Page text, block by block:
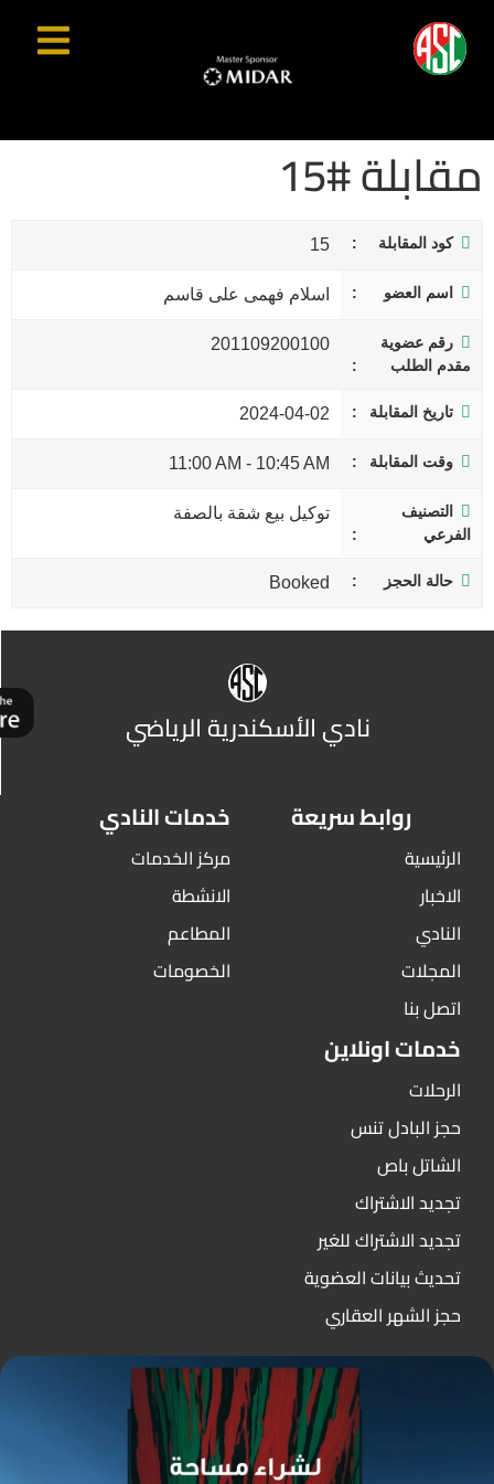
مقابلة #15
كود المقابلة 15
اسم العضو اسلام فهمى على قاسم
رقم عضوية
مقدم الطلب
201109200100
تاريخ المقابلة 2024-04-02
وقت المقابلة 10:45 AM
-
11:00 AM
التصنيف
الفرعي
توكيل بيع شقة بالصفة
حالة الحجز Booked
نادي الأسكندرية الرياضي
روابط سريعة
الرئيسية
الاخبار
النادي
المجلات
اتصل بنا
خدمات النادي
مركز الخدمات
الانشطة
المطاعم
الخصومات
خدمات اونلاين
الرحلات
حجز البادل تنس
الشاتل باص
تجديد الاشتراك
تجديد الاشتراك للغير
تحديث بيانات العضوية
حجز الشهر العقاري